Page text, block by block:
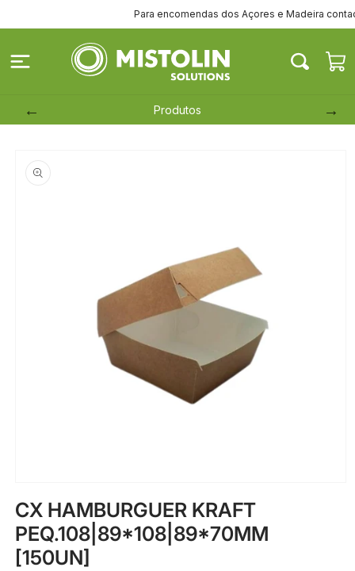
conteúdo
Para encomendas dos Açores e Madeira
Produtos
informação
conteúdo
multimédia
1
em
modal
CX HAMBURGUER KRAFT
PEQ.108|89*108|89*70MM
[150UN]